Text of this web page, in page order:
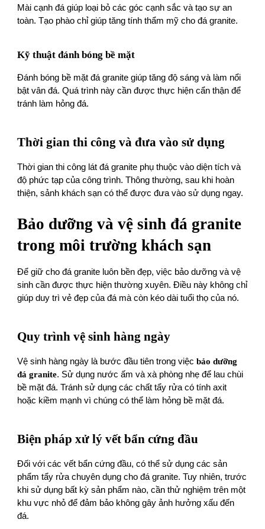
Mài cạnh đá giúp loại bỏ các góc cạnh sắc và tạo sự an
toàn. Tạo phào chỉ giúp tăng tính thẩm mỹ cho đá granite.
Kỹ thuật đánh bóng bề mặt
Đánh bóng bề mặt đá granite giúp tăng độ sáng và làm nổi
bật vân đá. Quá trình này cần được thực hiện cẩn thận để
tránh làm hỏng đá.
Thời gian thi công và đưa vào sử dụng
Thời gian thi công lát đá granite phụ thuộc vào diện tích và
độ phức tạp của công trình. Thông thường, sau khi hoàn
thiện, sảnh khách sạn có thể được đưa vào sử dụng ngay.
Bảo dưỡng và vệ sinh đá granite
trong môi trường khách sạn
Để giữ cho đá granite luôn bền đẹp, việc bảo dưỡng và vệ
sinh cần được thực hiện thường xuyên. Điều này không chỉ
giúp duy trì vẻ đẹp của đá mà còn kéo dài tuổi thọ của nó.
Quy trình vệ sinh hàng ngày
Vệ sinh hàng ngày là bước đầu tiên trong việcbảo dưỡng
đá granite. Sử dụng nước ấm và xà phòng nhẹ để lau chùi
bề mặt đá. Tránh sử dụng các chất tẩy rửa có tính axit
hoặc kiềm mạnh vì chúng có thể làm hỏng bề mặt đá.
Biện pháp xử lý vết bẩn cứng đầu
Đối với các vết bẩn cứng đầu, có thể sử dụng các sản
phẩm tẩy rửa chuyên dụng cho đá granite. Tuy nhiên, trước
khi sử dụng bất kỳ sản phẩm nào, cần thử nghiệm trên một
khu vực nhỏ để đảm bảo không gây ảnh hưởng xấu đến
đá.